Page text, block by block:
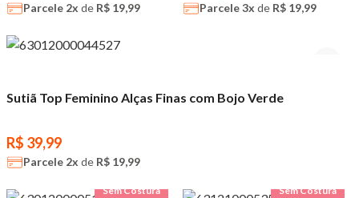
Parcele 2x de R$ 19,99 Parcele3x de R$ 19,99
Sutiã Top Feminino Alças Finas com Bojo Verde
R$ 39,99
Parcele 2x de R$ 19,99
Sem Costura Sem Costura